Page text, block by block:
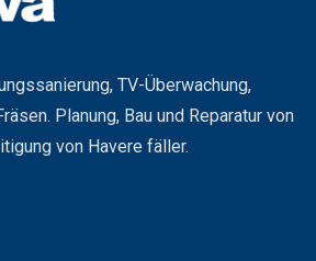
TV-Überwachung,
Planung, Bau und Reparatur von
von Havere fäller.